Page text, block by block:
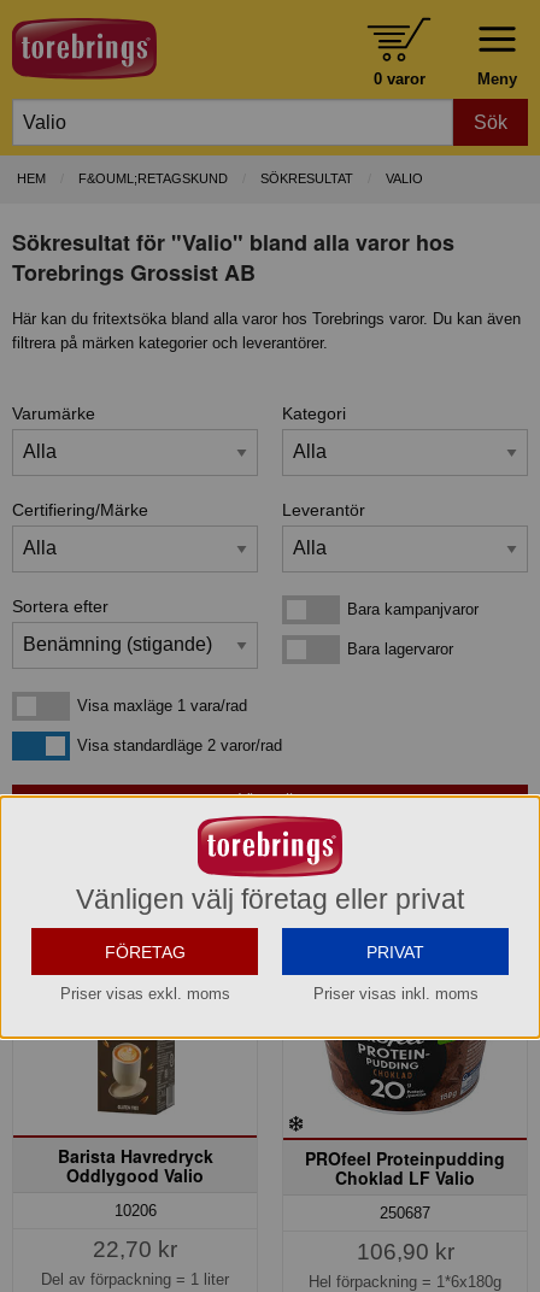
Meny
0 varor
Sök
HEM F&OUML;RETAGSKUND SÖKRESULTAT VALIO
Sökresultat för "Valio" bland alla varor hos
Torebrings Grossist AB
Här kan du fritextsöka bland alla varor hos Torebrings varor. Du kan även
filtrera på märken kategorier och leverantörer.
Varumärke Kategori
Certifiering/Märke Leverantör
Sortera efter Bara kampanjvarorBara kampanjvaror
Bara lagervarorBara lagervaror
Visa maxläge 1 vara/rad
Visa maxläge 1 vara/rad
Visa standardlägeVisa standardläge 2 varor/rad
som matchar din sökning:
Barista Havredryck
Oddlygood Valio
10206
22,70 kr
Del av förpackning = 1 liter
PROfeel Proteinpudding
Choklad LF Valio
250687
106,90 kr
Hel förpackning = 1*6x180g
Vänligen välj företag eller privat
FÖRETAG
Priser visas exkl. moms
PRIVAT
Priser visas inkl. moms